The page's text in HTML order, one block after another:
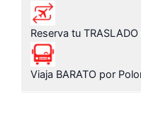
Reserva tu
Viaja BARATO por